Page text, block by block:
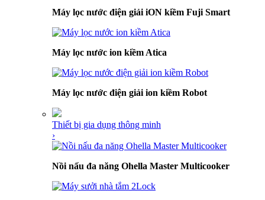
Máy lọc nước điện giải iON kiềm Fuji Smart
Máy lọc nước ion kiềm Atica
Máy lọc nước điện giải ion kiềm Robot
Thiết bị gia dụng thông minh
›
Nồi nấu đa năng Ohella Master Multicooker